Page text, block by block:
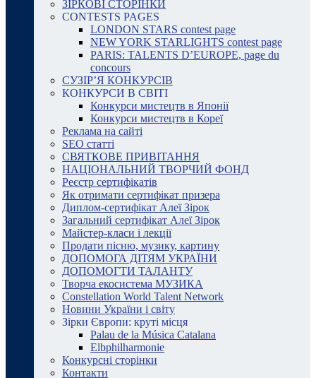
ЗІРКОВІ СТОРІНКИ
CONTESTS PAGES
LONDON STARS contest page
NEW YORK STARLIGHTS contest page
PARIS: TALENTS D’EUROPE, page du
concours
СУЗІР’Я КОНКУРСІВ
КОНКУРСИ В СВІТІ
Конкурси мистецтв в Японії
Конкурси мистецтв в Кореї
Реклама на сайті
SEO статті
СВЯТКОВЕ ПРИВІТАННЯ
НАЦІОНАЛЬНИЙ ТВОРЧИЙ ФОНД
Реєстр сертифікатів
Як отримати сертифікат призера
Диплом-сертифікат Алеї Зірок
Загальний сертифікат Алеї Зірок
Майстер-класи і лекції
Продати пісню, музику, картину
ДОПОМОГА ДІТЯМ УКРАЇНИ
ДОПОМОГТИ ТАЛАНТУ
Творча екосистема МУЗИКА
Constellation World Talent Network
Новини України і світу
Зірки Європи: круті місця
Palau de la Música Catalana
Elbphilharmonie
Конкурсні сторінки
Контакти